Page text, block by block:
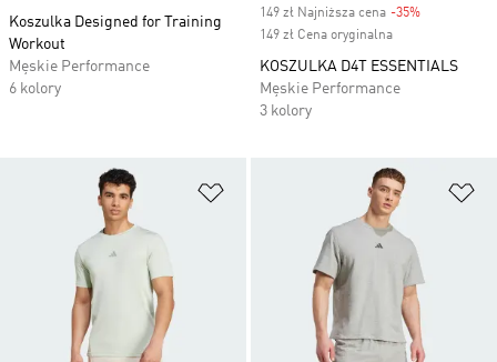
Koszulka Designed for Training
Workout
Męskie Performance
6 kolory
149 zł Najniższa cena -35%
149 zł Cena oryginalna
KOSZULKA D4T ESSENTIALS
Męskie Performance
3 kolory
Dodaj do listy życzeń